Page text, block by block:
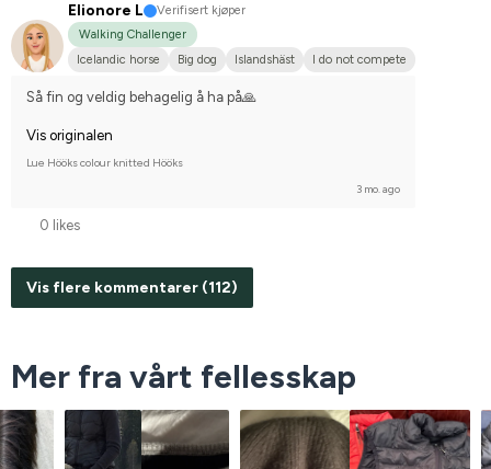
Elionore L
Verifisert kjøper
Walking Challenger
Icelandic horse
Big dog Islandshäst I do not compete
Så fin og veldig behagelig å ha på🙏
Vis originalen
Lue Hööks colour knitted Hööks
3 mo. ago
0 likes
Vis flere kommentarer (112)
Mer fra vårt fellesskap